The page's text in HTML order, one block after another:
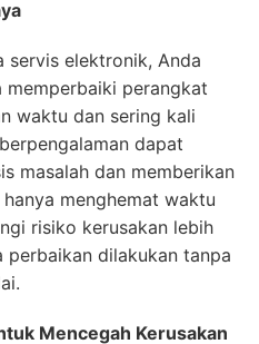
servis elektronik, Anda
perangkat
waktu dan sering kali
dapat
masalah dan memberikan
menghemat waktu
risiko kerusakan lebih
dilakukan tanpa
Mencegah Kerusakan